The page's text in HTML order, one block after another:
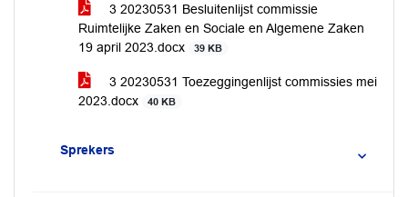
3 20230531 Besluitenlijst commissie
Ruimtelijke Zaken en Sociale en Algemene Zaken
19 april 2023.docx
39 KB
3 20230531 Toezeggingenlijst commissies mei
2023.docx
40 KB
Sprekers